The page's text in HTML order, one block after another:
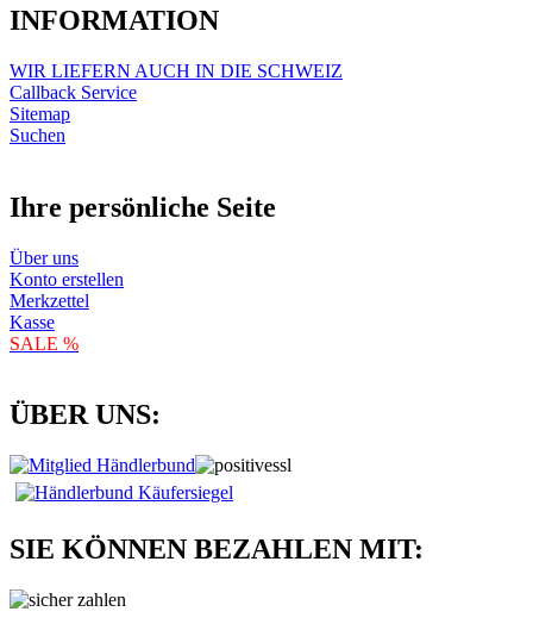
INFORMATION
WIR LIEFERN AUCH IN DIE SCHWEIZ
Callback Service
Sitemap
Suchen
Ihre persönliche Seite
Über uns
Konto erstellen
Merkzettel
Kasse
SALE %
ÜBER UNS:
SIE KÖNNEN BEZAHLEN MIT: